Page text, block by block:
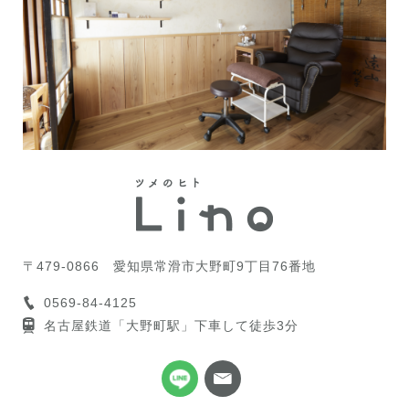
〒479-0866 愛知県常滑市大野町9丁目76番地
0569-84-4125
名古屋鉄道「大野町駅」下車して徒歩3分